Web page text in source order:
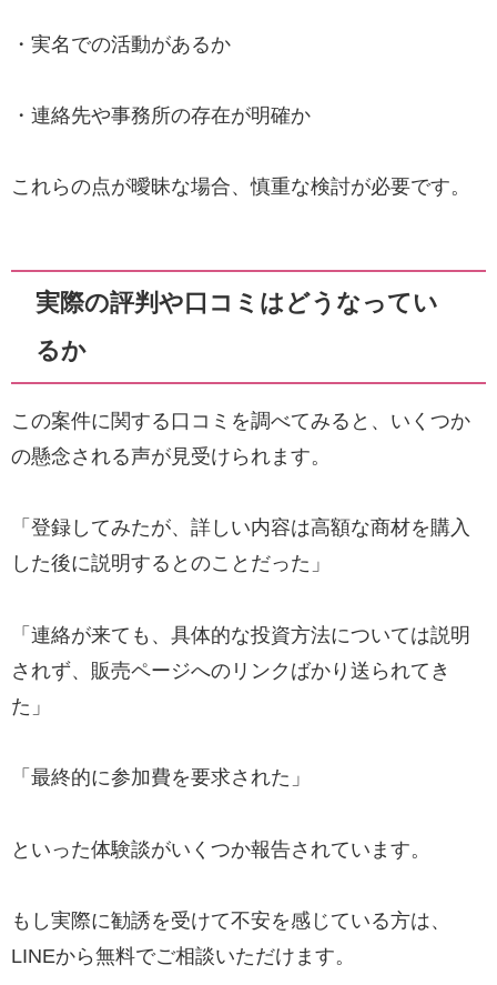
・実名での活動があるか
・連絡先や事務所の存在が明確か
これらの点が曖昧な場合、慎重な検討が必要です。
実際の評判や口コミはどうなってい
るか
この案件に関する口コミを調べてみると、いくつか
の懸念される声が見受けられます。
「登録してみたが、詳しい内容は高額な商材を購入
した後に説明するとのことだった」
「連絡が来ても、具体的な投資方法については説明
されず、販売ページへのリンクばかり送られてき
た」
「最終的に参加費を要求された」
といった体験談がいくつか報告されています。
もし実際に勧誘を受けて不安を感じている方は、
LINEから無料でご相談いただけます。